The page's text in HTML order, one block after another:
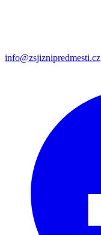
info@zsjiznipredmesti.cz